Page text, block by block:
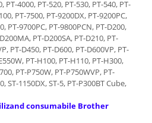
PT-4000, PT-520, PT-530, PT-540, PT-
PT-7500, PT-9200DX, PT-9200PC,
PT-9700PC, PT-9800PCN, PT-D200,
PT-D200SA, PT-D210, PT-
PT-D450, PT-D600, PT-D600VP, PT-
PT-H100, PT-H110, PT-H300,
PT-P750W, PT-P750WVP, PT-
ST-1150DX, ST-5, PT-P300BT Cube,
consumabile Brother